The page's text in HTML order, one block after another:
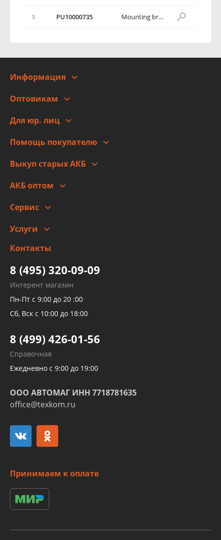
9 PU10000735 Mounting bracket (RH), engine
Информация
Адреса
Новости
Правовая информация
Оптовикам
Для юр. лиц
Помощь покупателю
Оплата
Гарантии и возврат
Выкуп старых АКБ
АКБ оптом
Сервис
Заправка кондиционера авто
Детейлинг
Услуги
высокого давления
Тормозных трубок
Рукавов гидроусилителей
Рукавов компрессоров и турбин
Трубок кондиционеров
Развертка пайка медных стальных
алюминиевых трубок и штуцеров
Контакты
8 (495) 320-09-09
Интерент магазин
Пн-Пт с 9:00 до 20 :00
Сб, Вск с 10:00 до 18:00
8 (499) 426-01-56
Справочная
Ежедневно с 9:00 до 19:00
ООО АВТОМАГ ИНН 7718781635
office@texkom.ru
Принимаем к оплате